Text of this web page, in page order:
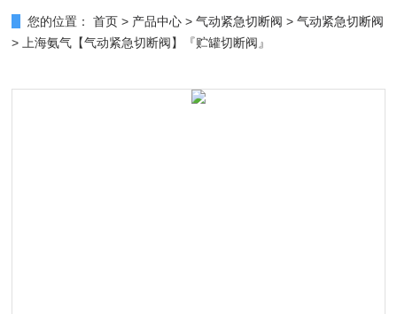
您的位置： 首页 > 产品中心 >气动紧急切断阀 >气动紧急切断阀
> 上海氨气【气动紧急切断阀】『贮罐切断阀』